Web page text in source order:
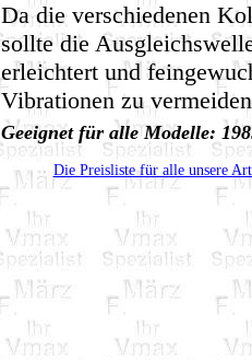
Da die verschiedenen
sollte die
erleichtert und
Vibrationen zu
Geeignet für alle Modelle:
Die Preisliste für alle unsere